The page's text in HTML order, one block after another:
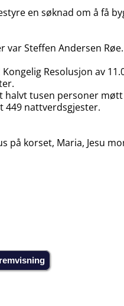
en søknad om å få
Steffen Andersen
Resolusjon av
halvt tusen personer
449 nattverdsgjester.
på korset, Maria, Jesu